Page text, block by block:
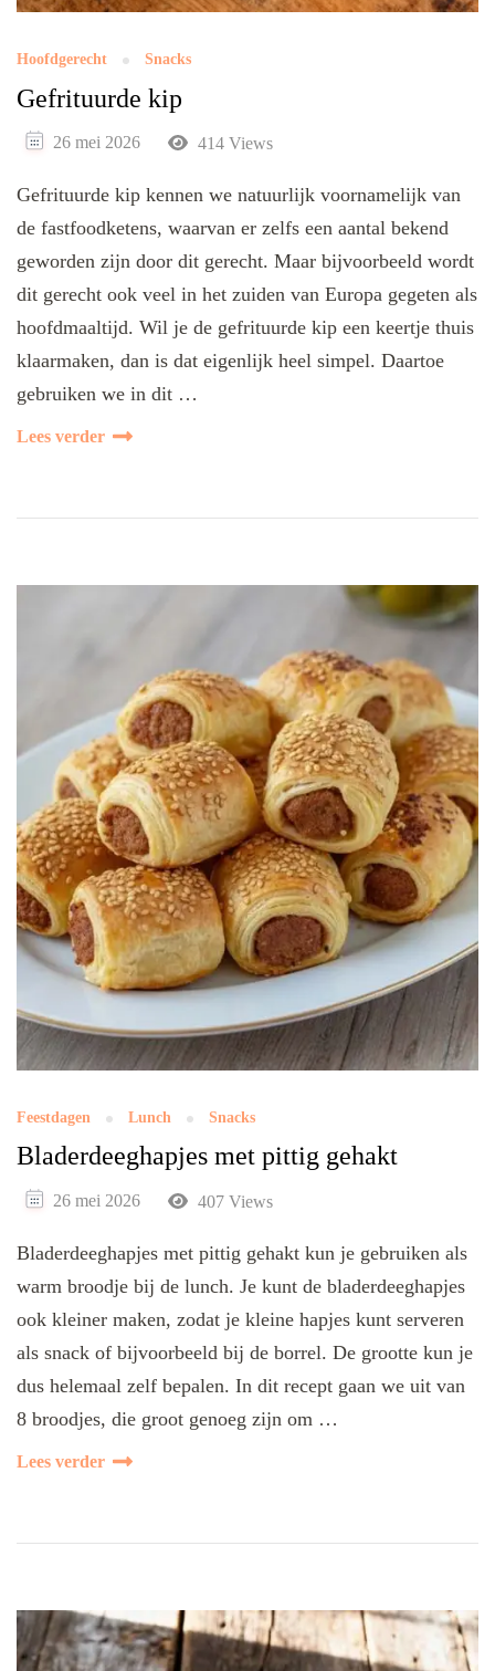
Hoofdgerecht Snacks
Gefrituurde kip
26 mei 2026 414 Views
Gefrituurde kip kennen we natuurlijk voornamelijk van
de fastfoodketens, waarvan er zelfs een aantal bekend
geworden zijn door dit gerecht. Maar bijvoorbeeld wordt
dit gerecht ook veel in het zuiden van Europa gegeten als
hoofdmaaltijd. Wil je de gefrituurde kip een keertje thuis
klaarmaken, dan is dat eigenlijk heel simpel. Daartoe
gebruiken we in dit …
Lees verder
Feestdagen Lunch Snacks
Bladerdeeghapjes met pittig gehakt
26 mei 2026 407 Views
Bladerdeeghapjes met pittig gehakt kun je gebruiken als
warm broodje bij de lunch. Je kunt de bladerdeeghapjes
ook kleiner maken, zodat je kleine hapjes kunt serveren
als snack of bijvoorbeeld bij de borrel. De grootte kun je
dus helemaal zelf bepalen. In dit recept gaan we uit van
8 broodjes, die groot genoeg zijn om …
Lees verder